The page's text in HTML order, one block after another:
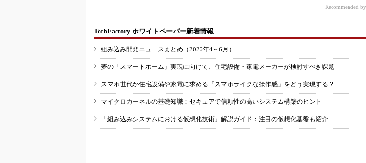
Recommended by
TechFactory ホワイトペーパー新着情報
組み込み開発ニュースまとめ（2026年4～6月）
夢の「スマートホーム」実現に向けて、住宅設備・家電メーカーが検討すべき課題
スマホ世代が住宅設備や家電に求める「スマホライクな操作感」をどう実現する？
マイクロカーネルの基礎知識：セキュアで信頼性の高いシステム構築のヒント
「組み込みシステムにおける仮想化技術」解説ガイド：注目の仮想化基盤も紹介